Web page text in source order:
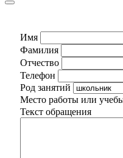
Имя
Фамилия
Отчество
Телефон
Род занятий
Место работы или
Текст обращения